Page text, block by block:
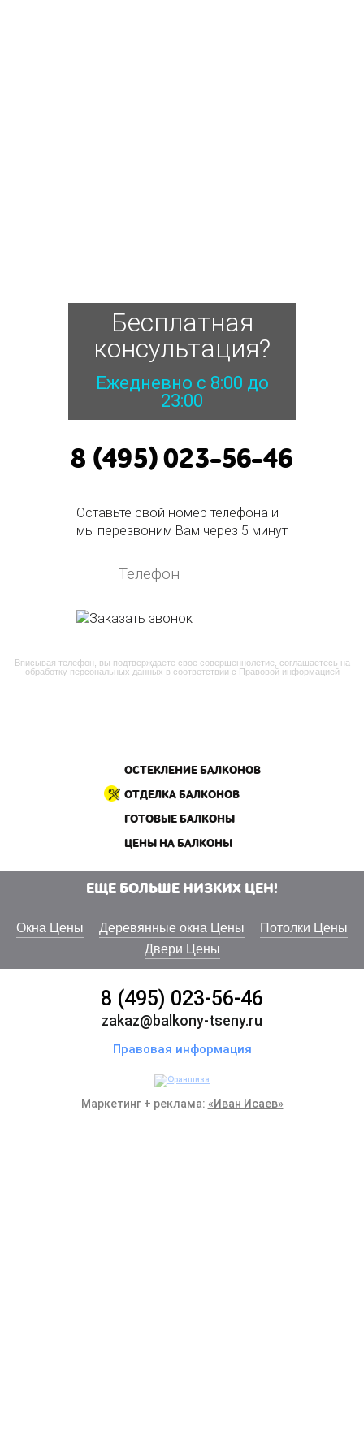
Бесплатная
консультация?
Ежедневно с 8:00 до
23:00
8 (495) 023-56-46
Оставьте свой номер телефона и
мы перезвоним Вам через 5 минут
Вписывая телефон, вы подтверждаете свое совершеннолетие, соглашаетесь на
обработку персональных данных в соответствии с Правовой информацией
ОСТЕКЛЕНИЕ БАЛКОНОВ
ОТДЕЛКА БАЛКОНОВ
ГОТОВЫЕ БАЛКОНЫ
ЦЕНЫ НА БАЛКОНЫ
ЕЩЕ БОЛЬШЕ НИЗКИХ ЦЕН!
Окна Цены Деревянные окна Цены
Потолки Цены
Двери Цены
8 (495) 023-56-46
zakaz@balkony-tseny.ru
Правовая информация
Маркетинг + реклама: «Иван Исаев»